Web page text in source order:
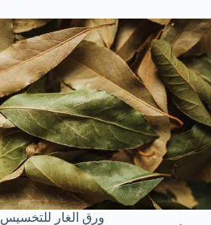
ورق الغار للتخسيس